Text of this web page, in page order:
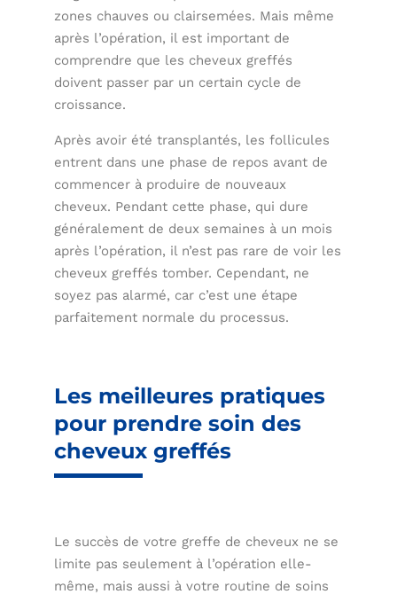
zones chauves ou clairsemées. Mais même
après l’opération, il est important de
comprendre que les cheveux greffés
doivent passer par un certain cycle de
croissance.
Après avoir été transplantés, les follicules
entrent dans une phase de repos avant de
commencer à produire de nouveaux
cheveux. Pendant cette phase, qui dure
généralement de deux semaines à un mois
après l’opération, il n’est pas rare de voir les
cheveux greffés tomber. Cependant, ne
soyez pas alarmé, car c’est une étape
parfaitement normale du processus.
Les meilleures pratiques
pour prendre soin des
cheveux greffés
Le succès de votre greffe de cheveux ne se
limite pas seulement à l’opération elle-
même, mais aussi à votre routine de soins